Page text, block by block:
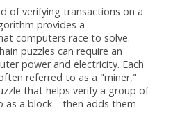
of verifying transactions on a
provides a
computers race to solve.
puzzles can require an
power and electricity. Each
referred to as a "miner,"
that helps verify a group of
a block—then adds them